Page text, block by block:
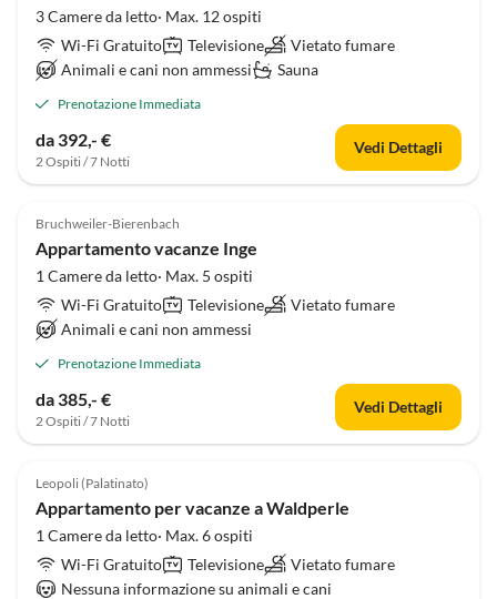
3 Camere da letto· Max. 12 ospiti
Wi-Fi Gratuito
Televisione
Vietato fumare
Animali e cani non ammessi
Sauna
Prenotazione Immediata
da 392,- €
2 Ospiti / 7 Notti
Vedi Dettagli
Bruchweiler-Bierenbach
Appartamento vacanze Inge
1 Camere da letto· Max. 5 ospiti
Wi-Fi Gratuito
Televisione
Vietato fumare
Animali e cani non ammessi
Prenotazione Immediata
da 385,- €
2 Ospiti / 7 Notti
Vedi Dettagli
Leopoli (Palatinato)
Appartamento per vacanze a Waldperle
1 Camere da letto· Max. 6 ospiti
Wi-Fi Gratuito
Televisione
Vietato fumare
Nessuna informazione su animali e cani